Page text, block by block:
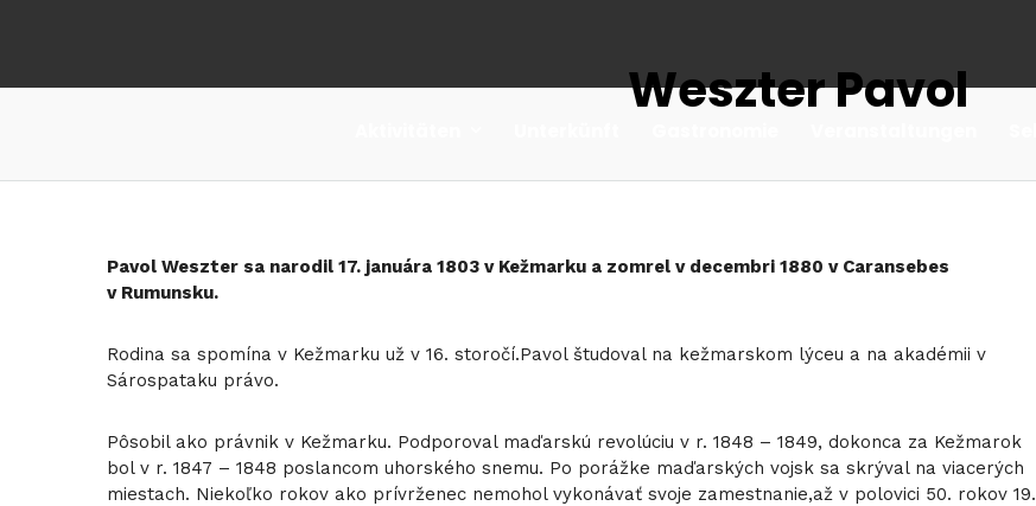
Weszter Pavol
Pavol Weszter sa narodil 17. januára 1803 v Kežmarku a zomrel v decembri 1880 v Caransebes
v Rumunsku.
Rodina sa spomína v Kežmarku už v 16. storočí.Pavol študoval na kežmarskom lýceu a na akadémii v
Sárospataku právo.
Pôsobil ako právnik v Kežmarku. Podporoval maďarskú revolúciu v r. 1848 – 1849, dokonca za Kežmarok
bol v r. 1847 – 1848 poslancom uhorského snemu. Po porážke maďarských vojsk sa skrýval na viacerých
miestach. Niekoľko rokov ako prívrženec nemohol vykonávať svoje zamestnanie,až v polovici 50. rokov 19.